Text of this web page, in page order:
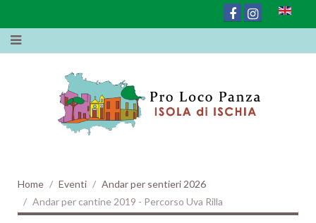
Home Eventi
Andar per sentieri 2026
Andar per cantine 2019 - Percorso Uva Rilla